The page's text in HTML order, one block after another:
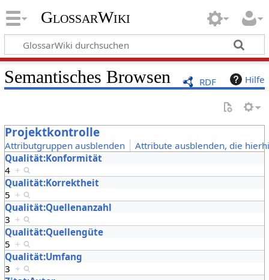
GlossarWiki
RDF Hilfe
Semantisches Browsen
Projektkontrolle
Attributgruppen ausblenden
Attribute ausblenden, die
Qualität:Konformität
4 +
Qualität:Korrektheit
5 +
Qualität:Quellenanzahl
3 +
Qualität:Quellengüte
5 +
Qualität:Umfang
3 +